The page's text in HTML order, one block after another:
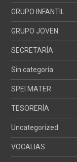
GRUPO INFANTIL
GRUPO JOVEN
SECRETARÍA
Sin categoría
SPEI MATER
TESORERÍA
Uncategorized
VOCALIAS